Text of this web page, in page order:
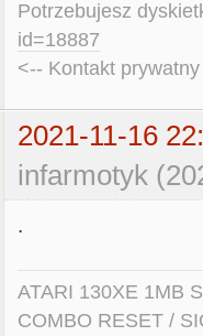
Potrzebujesz
id=18887
<-- Kontakt
2021-11-16
infarmotyk
.
ATARI 130XE 1MB
COMBO RESET /